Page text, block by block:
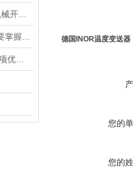
德国INOR温度变送
您的
您的